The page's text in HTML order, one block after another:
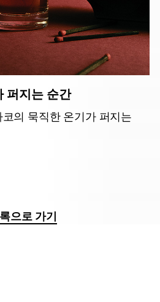
퍼지는 순간
의 묵직한 온기가 퍼지는
으로 가기